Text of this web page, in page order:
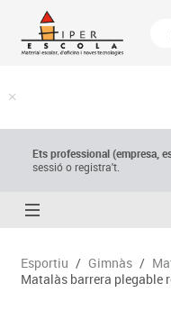
Ets professional (empresa,
sessió o registra't.
Esportiu / Gimnàs /
Matalàs barrera plegable